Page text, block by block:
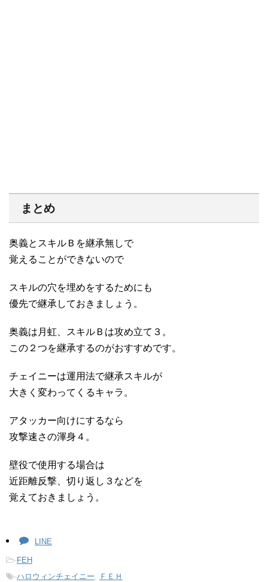
まとめ
奥義とスキルＢを継承無しで
覚えることができないので
スキルの穴を埋めをするためにも
優先で継承しておきましょう。
奥義は月虹、スキルＢは攻め立て３。
この２つを継承するのがおすすめです。
チェイニーは運用法で継承スキルが
大きく変わってくるキャラ。
アタッカー向けにするなら
攻撃速さの渾身４。
壁役で使用する場合は
近距離反撃、切り返し３などを
覚えておきましょう。
LINE
-FEH
-ハロウィンチェイニー, ＦＥＨ